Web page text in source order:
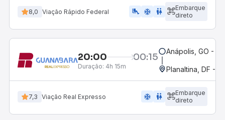
8,0 Viação Rápido Federal airline_seat_legroom_extra ac_unit wc
Embarque
direto
20:00 00:15
Duração: 4h 15m
Anápolis, GO -
Planaltina, DF -
7,3 Viação Real Expresso ac_unit wc
Embarque
direto